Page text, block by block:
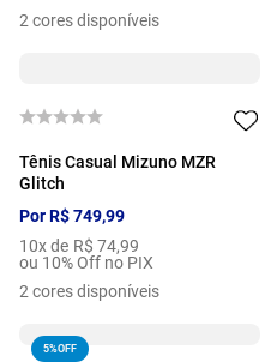
2cores disponíveis
Tênis Casual Mizuno MZR
Glitch
PorR$749,99
10x de R$ 74,99
ou 10% Off no PIX
2cores disponíveis
5%OFF